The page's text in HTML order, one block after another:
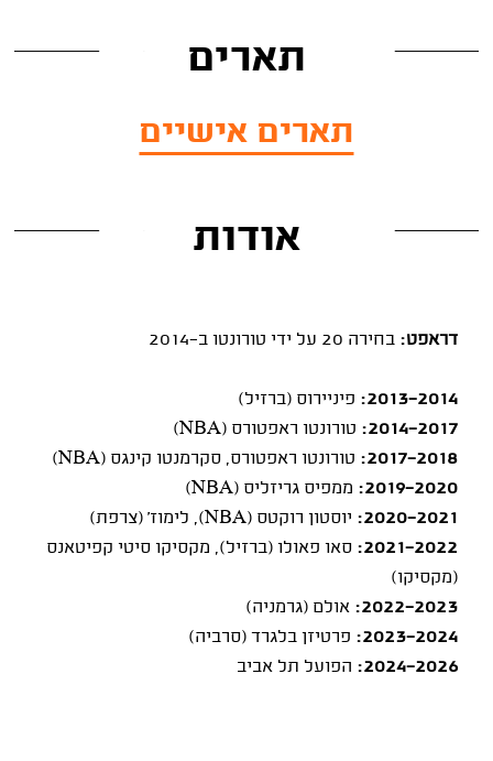
תארים
תארים אישיים
אודות
דראפט: בחירה 20 על ידי טורונטו ב-2014
2013-2014:
פיניירוס (ברזיל)
2014-2017:
טורונטו ראפטורס (NBA)
2017-2018:
טורונטו ראפטורס, סקרמנטו קינגס (NBA)
2019-2020:
ממפיס גריזליס (NBA)
2020-2021:
יוסטון רוקטס (NBA), לימוז' (צרפת)
2021-2022:
סאו פאולו (ברזיל), מקסיקו סיטי קפיטאנס
(מקסיקו)
2022-2023:
אולם (גרמניה)
2023-2024:
פרטיזן בלגרד (סרביה)
2024-2026:
הפועל תל אביב